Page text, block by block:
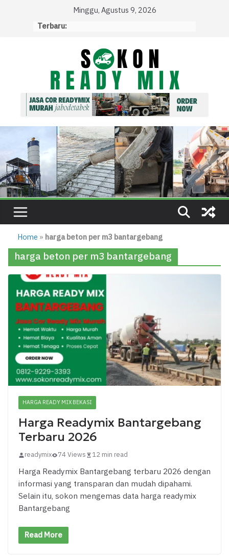
Minggu, Agustus 9, 2026
Terbaru:
Home » harga beton per m3 bantargebang
harga beton per m3 bantargebang
HARGA READY MIX BEKASI
Harga Readymix Bantargebang
Terbaru 2026
readymix 74 Views 12 min read
Harga Readymix Bantargebang terbaru 2026 dengan
informasi yang transparan dan mudah dipahami.
Selain itu, sokon mengemas data harga readymix
Bantargebang
Read More